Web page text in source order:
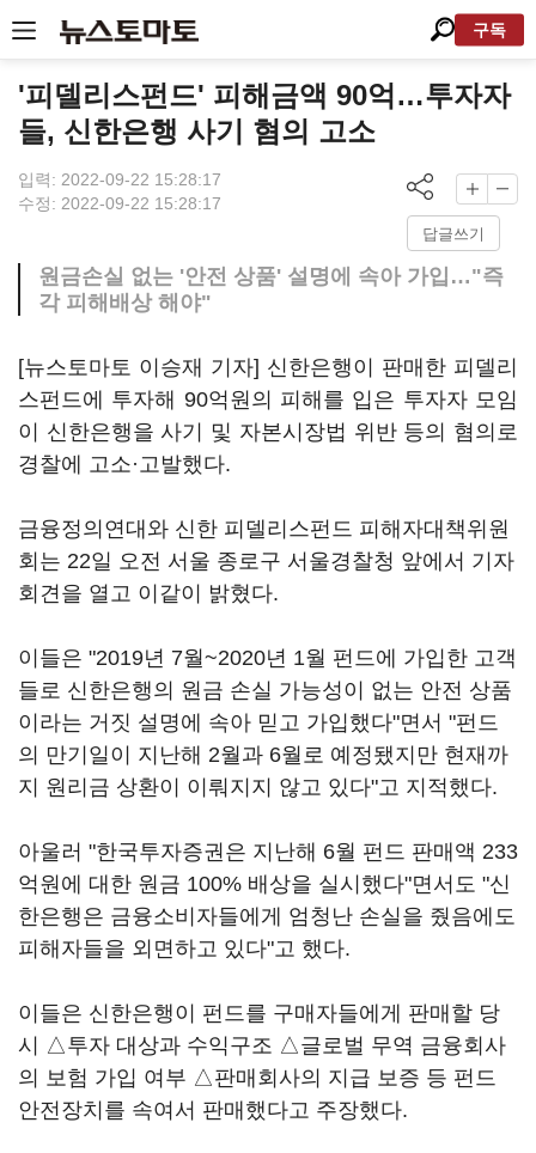
구독
'피델리스펀드' 피해금액 90억…투자자
들, 신한은행 사기 혐의 고소
입력: 2022-09-22 15:28:17
수정: 2022-09-22 15:28:17
답글쓰기
원금손실 없는 '안전 상품' 설명에 속아 가입…"즉
각 피해배상 해야"
[뉴스토마토 이승재 기자] 신한은행이 판매한 피델리
스펀드에 투자해 90억원의 피해를 입은 투자자 모임
이 신한은행을 사기 및 자본시장법 위반 등의 혐의로
경찰에 고소·고발했다.
금융정의연대와 신한 피델리스펀드 피해자대책위원
회는 22일 오전 서울 종로구 서울경찰청 앞에서 기자
회견을 열고 이같이 밝혔다.
이들은 "2019년 7월~2020년 1월 펀드에 가입한 고객
들로 신한은행의 원금 손실 가능성이 없는 안전 상품
이라는 거짓 설명에 속아 믿고 가입했다"면서 "펀드
의 만기일이 지난해 2월과 6월로 예정됐지만 현재까
지 원리금 상환이 이뤄지지 않고 있다"고 지적했다.
아울러 "한국투자증권은 지난해 6월 펀드 판매액 233
억원에 대한 원금 100% 배상을 실시했다"면서도 "신
한은행은 금융소비자들에게 엄청난 손실을 줬음에도
피해자들을 외면하고 있다"고 했다.
이들은 신한은행이 펀드를 구매자들에게 판매할 당
시 △투자 대상과 수익구조 △글로벌 무역 금융회사
의 보험 가입 여부 △판매회사의 지급 보증 등 펀드
안전장치를 속여서 판매했다고 주장했다.